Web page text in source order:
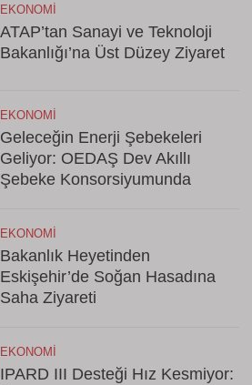
EKONOMI
ATAP’tan Sanayi ve Teknoloji
Bakanlığı’na Üst Düzey Ziyaret
EKONOMI
Geleceğin Enerji Şebekeleri
Geliyor: OEDAŞ Dev Akıllı
Şebeke Konsorsiyumunda
EKONOMI
Bakanlık Heyetinden
Eskişehir’de Soğan Hasadına
Saha Ziyareti
EKONOMI
IPARD III Desteği Hız Kesmiyor: